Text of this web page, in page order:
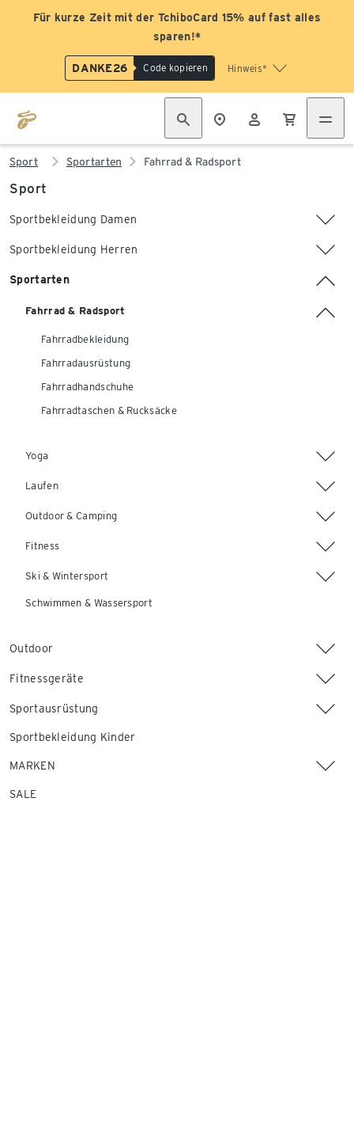
Für kurze Zeit mit der TchiboCard 15% auf fast alles
sparen!*
DANKE26 Code kopieren Hinweis*
Sport Sportarten Fahrrad & Radsport
Sport
Sportbekleidung Damen
Sportbekleidung Herren
Sportarten
Fahrrad & Radsport
Fahrradbekleidung
Fahrradausrüstung
Fahrradhandschuhe
Fahrradtaschen & Rucksäcke
Yoga
Laufen
Outdoor & Camping
Fitness
Ski & Wintersport
Schwimmen & Wassersport
Outdoor
Fitnessgeräte
Sportausrüstung
Sportbekleidung Kinder
MARKEN
SALE